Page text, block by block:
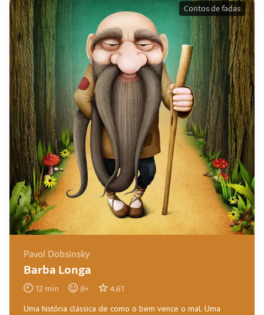
Pavol Dobsinsky
Barba Longa
12 min 8+ 4.61
Uma história clássica de como o bem vence o mal. Uma
Contos de fadas